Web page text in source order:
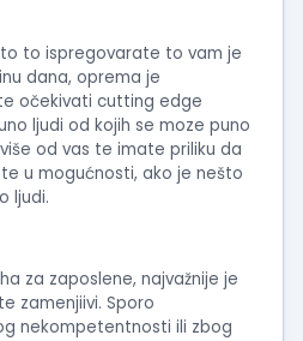
to ispregovarate to vam je
dana, oprema je
očekivati cutting edge
ljudi od kojih se moze puno
od vas te imate priliku da
u mogućnosti, ako je nešto
ljudi.
za zaposlene, najvažnije je
zamenjiivi. Sporo
nekompetentnosti ili zbog